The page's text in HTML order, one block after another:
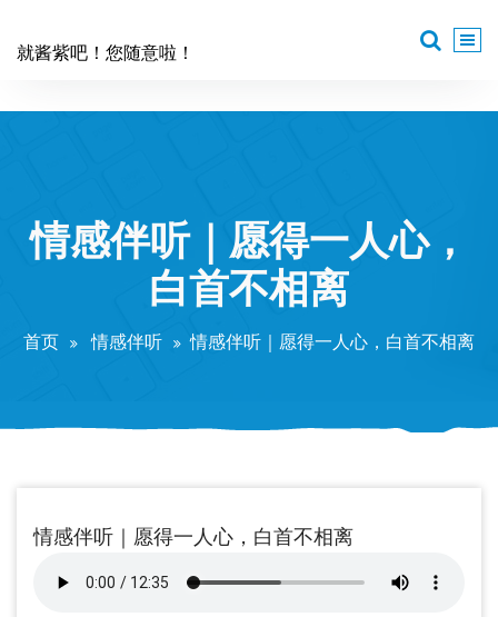
就酱紫吧！您随意啦！
情感伴听｜愿得一人心，
白首不相离
首页 情感伴听 情感伴听｜愿得一人心，白首不相离
情感伴听｜愿得一人心，白首不相离